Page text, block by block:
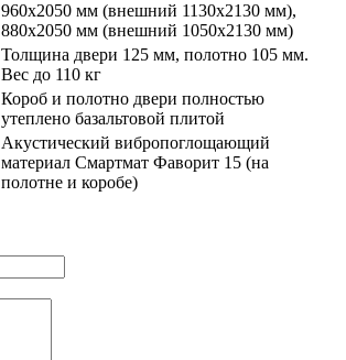
960х2050 мм (внешний 1130х2130 мм),
880х2050 мм (внешний 1050х2130 мм)
Толщина двери 125 мм, полотно 105 мм.
Вес до 110 кг
Короб и полотно двери полностью
утеплено базальтовой плитой
Акустический вибропоглощающий
материал Смартмат Фаворит 15 (на
полотне и коробе)